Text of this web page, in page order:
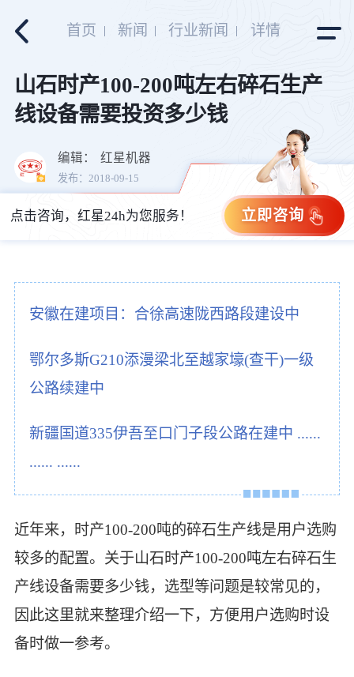
首页 新闻 行业新闻 详情
山石时产100-200吨左右碎石生产
线设备需要投资多少钱
编辑： 红星机器
发布：2018-09-15
立即咨询
点击咨询，红星24h为您服务！
安徽在建项目：合徐高速陇西路段建设中
鄂尔多斯G210添漫梁北至越家壕(查干)一级
公路续建中
新疆国道335伊吾至口门子段公路在建中 ......
...... ......
近年来，时产100-200吨的碎石生产线是用户选购
较多的配置。关于山石时产100-200吨左右碎石生
产线设备需要多少钱，选型等问题是较常见的，
因此这里就来整理介绍一下，方便用户选购时设
备时做一参考。